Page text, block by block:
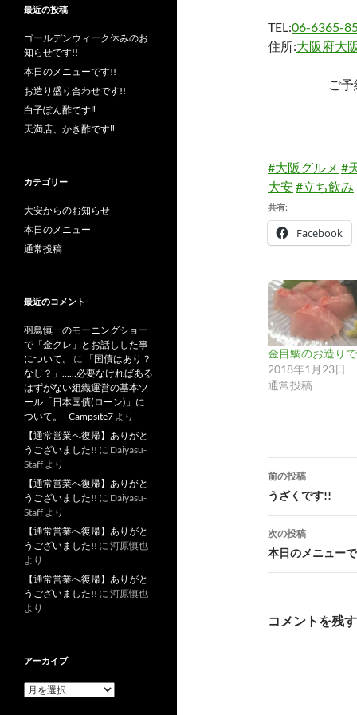
TEL:06-6365-
住所:大阪府大
ご
#大阪グルメ #
大安#立ち飲み
共有:
Facebook
金目鯛のお造り
2018年1月23日
通常投稿
投
稿
ナ
ビ
ゲ
前の投稿
うざくです!!
次の投稿
本日のメニュー
コメントを残す
最近の投稿
ゴールデンウィーク休みのお
知らせです!!
本日のメニューです!!
お造り盛り合わせです!!
白子ぽん酢です‼︎
天満店、かき酢です‼︎
カテゴリー
大安からのお知らせ
本日のメニュー
通常投稿
最近のコメント
羽鳥慎一のモーニングショー
で「金クレ」とお話しした事
について。
に
「国債はあり？
なし？」……必要なければある
はずがない組織運営の基本ツ
ール「日本国債(ローン)」に
ついて。 - Campsite7 より
【通常営業へ復帰】ありがと
うございました!! に Daiyasu-
Staff より
【通常営業へ復帰】ありがと
うございました!! に Daiyasu-
Staff より
【通常営業へ復帰】ありがと
うございました!! に 河原慎也
より
【通常営業へ復帰】ありがと
うございました!! に 河原慎也
より
アーカイブ
ア